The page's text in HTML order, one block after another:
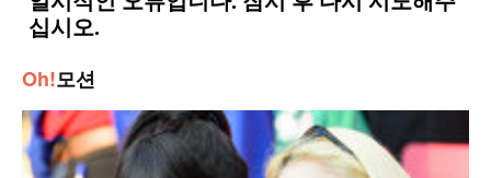
Oh!모션